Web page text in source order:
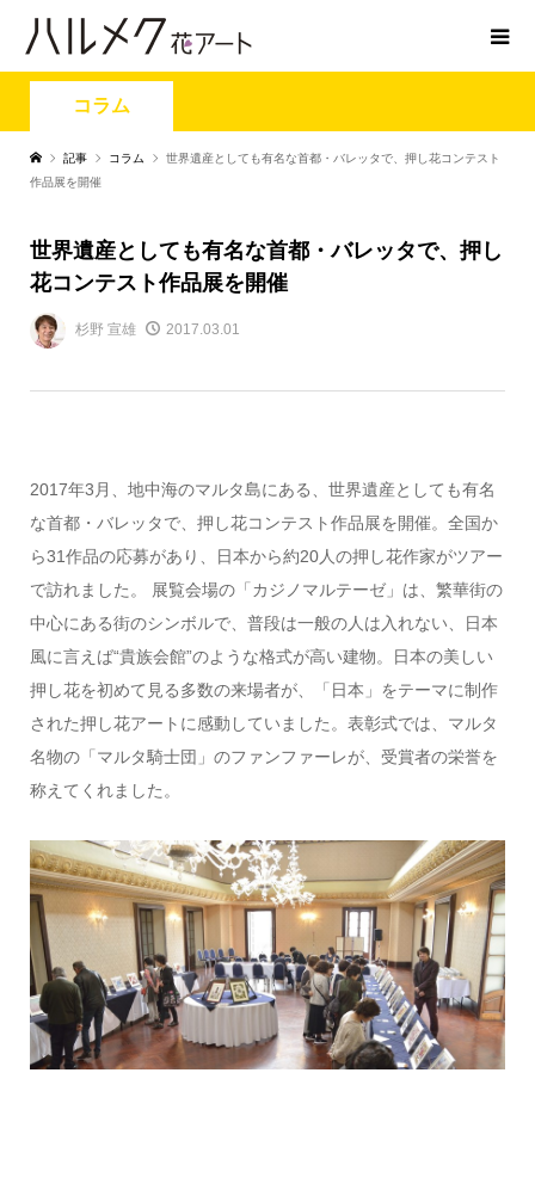
コラム
記事 コラム
世界遺産としても有名な首都・バレッタで、押し花コンテスト
作品展を開催
世界遺産としても有名な首都・バレッタで、押し
花コンテスト作品展を開催
杉野 宣雄 2017.03.01
2017年3月、地中海のマルタ島にある、世界遺産としても有名
な首都・バレッタで、押し花コンテスト作品展を開催。全国か
ら31作品の応募があり、日本から約20人の押し花作家がツアー
で訪れました。 展覧会場の「カジノマルテーゼ」は、繁華街の
中心にある街のシンボルで、普段は一般の人は入れない、日本
風に言えば“貴族会館”のような格式が高い建物。日本の美しい
押し花を初めて見る多数の来場者が、「日本」をテーマに制作
された押し花アートに感動していました。表彰式では、マルタ
名物の「マルタ騎士団」のファンファーレが、受賞者の栄誉を
称えてくれました。